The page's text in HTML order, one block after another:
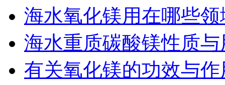
海水氧化镁用在哪些领
海水重质碳酸镁性质与
有关氧化镁的功效与作